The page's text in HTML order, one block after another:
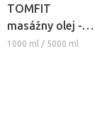
TOMFIT
masážny olej -
levanduľový
1000 ml / 5000 ml